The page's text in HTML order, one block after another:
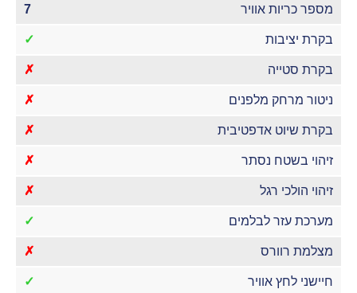
מספר כריות אוויר 7
בקרת יציבות ✓
בקרת סטייה ✗
ניטור מרחק מלפנים ✗
בקרת שיוט אדפטיבית ✗
זיהוי בשטח נסתר ✗
זיהוי הולכי רגל ✗
מערכת עזר לבלמים ✓
מצלמת רוורס ✗
חיישני לחץ אוויר ✓